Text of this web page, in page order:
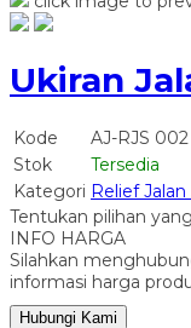
Ukiran
Kode
AJ-RJS 002
Stok
Tersedia
Kategori Relief Jalan
Tentukan pilihan
INFO HARGA
Silahkan
informasi harga
Hubungi Kami